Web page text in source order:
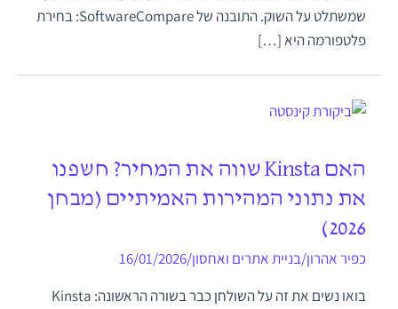
שמשתלט על השוק. התובנה של SoftwareCompare: בחירת
פלטפורמה היא […]
האם Kinsta שווה את המחיר? חשפנו
את נתוני המהירות האמיתיים (מבחן
2026)
כפיר אהרון/בניית אתרים ואחסון/
16/01/2026
בואו נשים את זה על השולחן כבר בשורה הראשונה: Kinsta